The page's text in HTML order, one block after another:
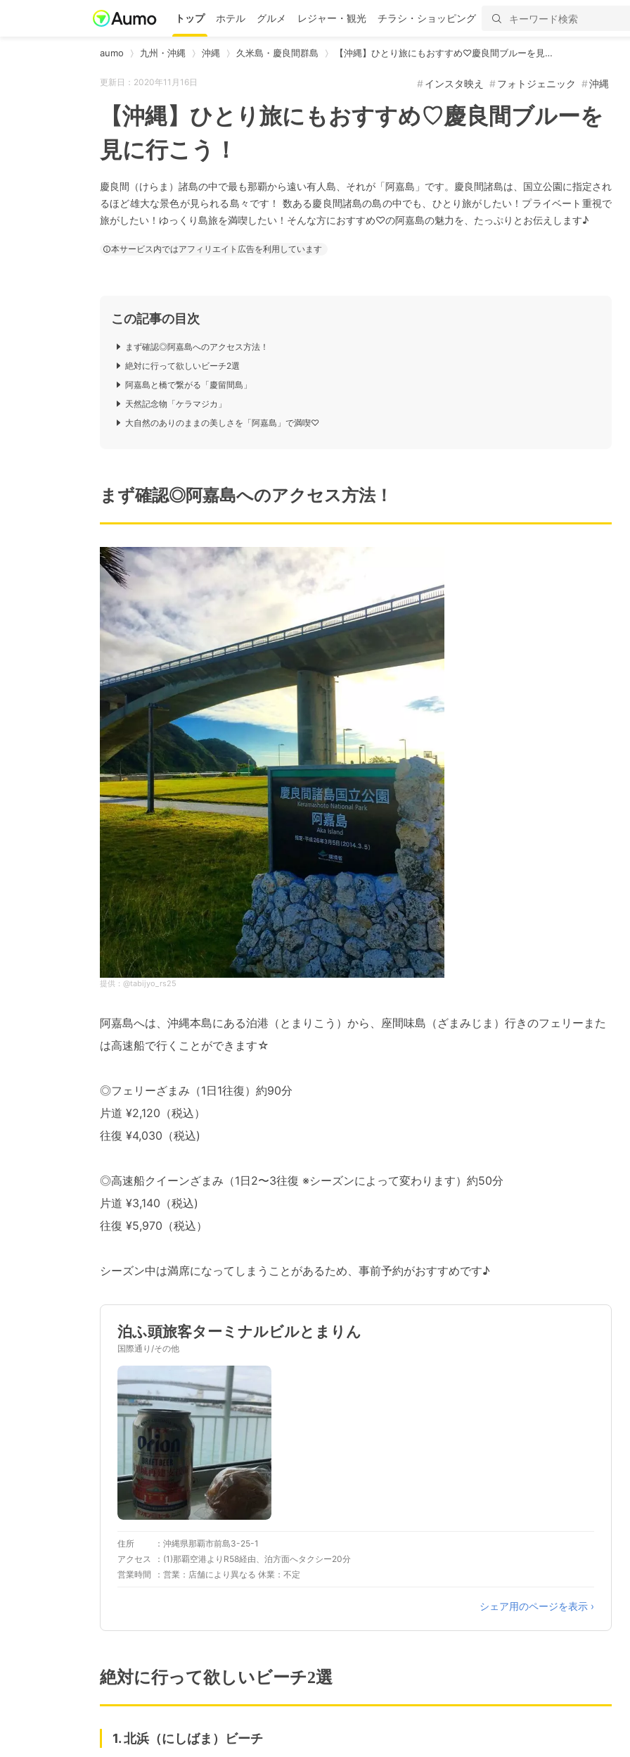
トップ ホテル グルメ レジャー・観光 チラシ・ショッピング
aumo 九州・沖縄 沖縄 久米島・慶良間群島 【沖縄】ひとり旅にもおすすめ♡慶良間ブルーを見…
更新日：2020年11月16日 インスタ映え フォトジェニック 沖縄
【沖縄】ひとり旅にもおすすめ♡慶良間ブルーを
見に行こう！
慶良間（けらま）諸島の中で最も那覇から遠い有人島、それが「阿嘉島」です。慶良間諸島は、国立公園に指定され
るほど雄大な景色が見られる島々です！ 数ある慶良間諸島の島の中でも、ひとり旅がしたい！プライベート重視で
旅がしたい！ゆっくり島旅を満喫したい！そんな方におすすめ♡の阿嘉島の魅力を、たっぷりとお伝えします♪
本サービス内ではアフィリエイト広告を利用しています
この記事の目次
まず確認◎阿嘉島へのアクセス方法！
絶対に行って欲しいビーチ2選
阿嘉島と橋で繋がる「慶留間島」
天然記念物「ケラマジカ」
大自然のありのままの美しさを「阿嘉島」で満喫♡
まず確認◎阿嘉島へのアクセス方法！
@tabijyo_rs25
阿嘉島へは、沖縄本島にある泊港（とまりこう）から、座間味島（ざまみじま）行きのフェリーまた
は高速船で行くことができます☆
◎フェリーざまみ（1日1往復）約90分
片道 ¥2,120（税込）
往復 ¥4,030（税込)
◎高速船クイーンざまみ（1日2〜3往復 ※シーズンによって変わります）約50分
片道 ¥3,140（税込)
往復 ¥5,970（税込）
シーズン中は満席になってしまうことがあるため、事前予約がおすすめです♪
泊ふ頭旅客ターミナルビルとまりん
国際通り/その他
住所
沖縄県那覇市前島3-25-1
アクセス
(1)那覇空港よりR58経由、泊方面へタクシー20分
営業時間
営業：店舗により異なる 休業：不定
シェア用のページを表示 ›
絶対に行って欲しいビーチ2選
1. 北浜（にしばま）ビーチ